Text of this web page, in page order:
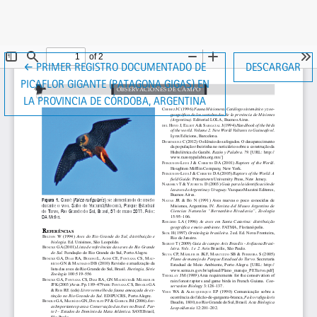
←VOLVER A LOS DETALLES DEL ARTÍCULO
PRIMER REGISTRO DOCUMENTADO DE
PICAFLOR GIGANTE (PATAGONA GIGAS) EN
LA PROVINCIA DE CÓRDOBA, ARGENTINA
DESCARGAR